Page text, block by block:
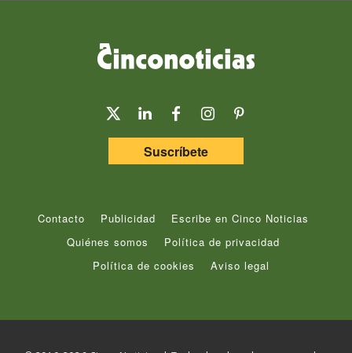
Suscríbete
Contacto Publicidad
Escribe en Cinco Noticias
Quiénes somos
Política de privacidad
Política de cookies
Aviso legal